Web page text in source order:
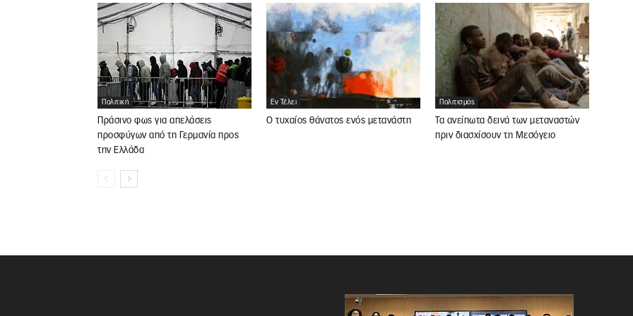
Πολιτική
Πράσινο φως για απελάσεις
προσφύγων από τη Γερμανία προς
την Ελλάδα
Εν Τέλει
Ο τυχαίος θάνατος ενός μετανάστη
Πολιτισμός
Τα ανείπωτα δεινά των μεταναστών
πριν διασχίσουν τη Μεσόγειο